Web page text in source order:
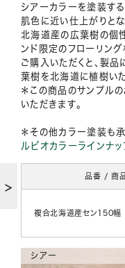
シアーカラーを塗装す
肌色に近い仕上がりとな
北海道産の広葉樹の個
ンド限定のフローリング
ご購入いただくと、製
葉樹を北海道に植樹いた
＊この商品のサンプル
いただきます。
＊その他カラー塗装も承
ルビオカラーラインナッ
品番 / 商
複合北海道産セン150
シアー